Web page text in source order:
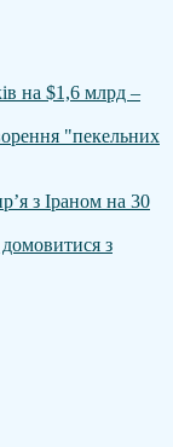
на $1,6 млрд –
"пекельних
з Іраном на 30
з